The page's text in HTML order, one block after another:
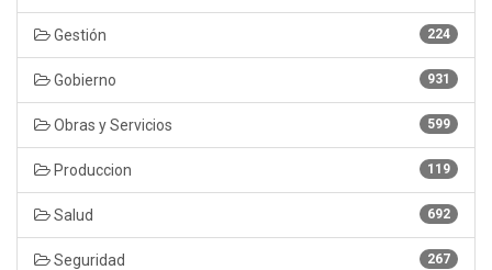
224
Gestión
931
Gobierno
599
Obras y Servicios
119
Produccion
692
Salud
267
Seguridad